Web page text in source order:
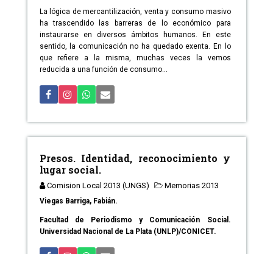
La lógica de mercantilización, venta y consumo masivo
ha trascendido las barreras de lo económico para
instaurarse en diversos ámbitos humanos. En este
sentido, la comunicación no ha quedado exenta. En lo
que refiere a la misma, muchas veces la vemos
reducida a una función de consumo...
Presos. Identidad, reconocimiento y
lugar social.
Comision Local 2013 (UNGS) Memorias 2013
Viegas Barriga, Fabián.
Facultad de Periodismo y Comunicación Social.
Universidad Nacional de La Plata (UNLP)/CONICET.